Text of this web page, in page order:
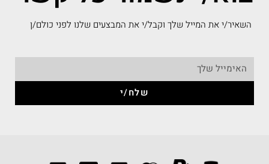
השאיר/י את המייל שלך וקבל/י את המבצעים שלנו לפני כולם/ן
שלח/י